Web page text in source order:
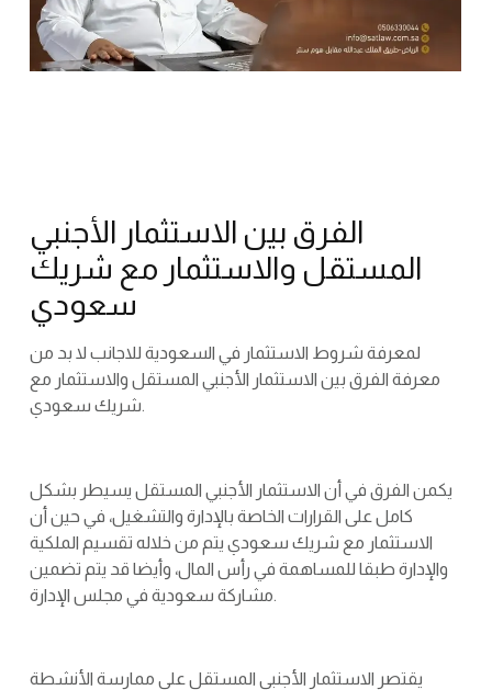
الفرق بين الاستثمار الأجنبي
المستقل والاستثمار مع شريك
سعودي
لمعرفة شروط الاستثمار في السعودية للاجانب لا بد من
معرفة الفرق بين الاستثمار الأجنبي المستقل والاستثمار مع
شريك سعودي.
يكمن الفرق في أن الاستثمار الأجنبي المستقل يسيطر بشكل
كامل على القرارات الخاصة بالإدارة والتشغيل، في حين أن
الاستثمار مع شريك سعودي يتم من خلاله تقسيم الملكية
والإدارة طبقا للمساهمة في رأس المال، وأيضا قد يتم تضمين
مشاركة سعودية في مجلس الإدارة.
يقتصر الاستثمار الأجنبي المستقل على ممارسة الأنشطة